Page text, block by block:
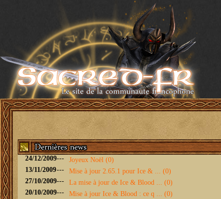
24/12/2009---
Joyeux Noël (0)
13/11/2009---
Mise à jour 2.65.1 pour Ice & ... (0)
27/10/2009---
La mise à jour de Ice & Blood ... (0)
20/10/2009---
Mise à jour Ice & Blood : ce q ... (0)